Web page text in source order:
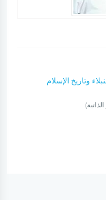
وتاريخ الإسلام